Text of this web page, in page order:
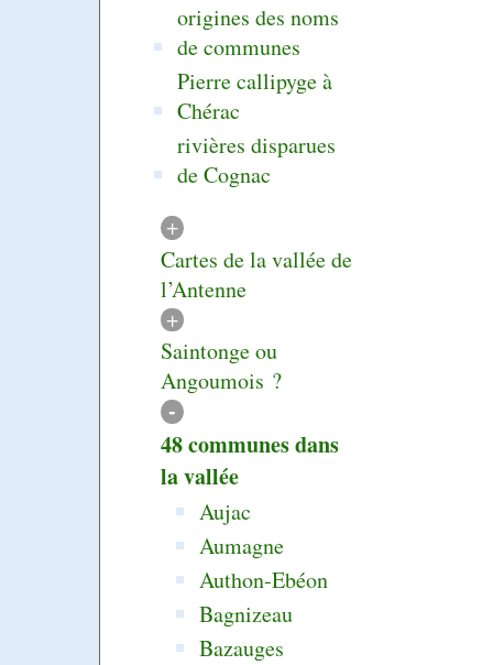
origines des noms
de communes
Pierre callipyge à
Chérac
rivières disparues
de Cognac
+
Cartes de la vallée de
l’Antenne
+
Saintonge ou
Angoumois ?
-
48 communes dans
la vallée
Aujac
Aumagne
Authon-Ebéon
Bagnizeau
Bazauges